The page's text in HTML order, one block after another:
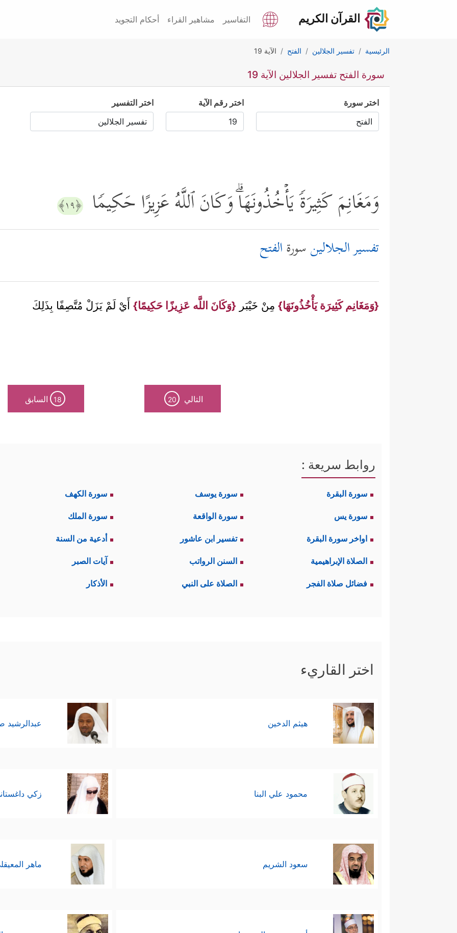
القرآن الكريم التفاسير مشاهير القراء أحكام التجويد
الرئيسية تفسير الجلالين الفتح الآية 19
سورة الفتح تفسير الجلالين الآية 19
اختر سورة اختر رقم الآية اختر التفسير
وَمَغَانِمَ كَثِیرَةࣰ یَأۡخُذُونَهَاۗ وَكَانَ ٱللَّهُ عَزِیزًا حَكِیمࣰا ﴿١٩﴾
تفسير الجلالين سورةالفتح
{وَمَغَانِم كَثِيرَة يَأْخُذُونَهَا} مِنْ خَيْبَر {وَكَانَ اللَّه عَزِيزًا حَكِيمًا} أَيْ لَمْ يَزَلْ مُتَّصِفًا بِذَلِكَ
التالي 20
18 السابق
روابط سريعة :
سورة البقرة سورة يوسف سورة الكهف
سورة يس سورة الواقعة سورة الملك
اواخر سورة البقرة تفسير ابن عاشور أدعية من السنة
الصلاة الإبراهيمية السنن الرواتب آيات الصبر
فضائل صلاة الفجر الصلاة على النبي الأذكار
اختر القاريء
هيثم الدخين عبدالرشيد
محمود علي البنا زكي
سعود الشريم ماهر